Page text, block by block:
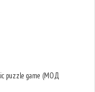
puzzle game (МОД